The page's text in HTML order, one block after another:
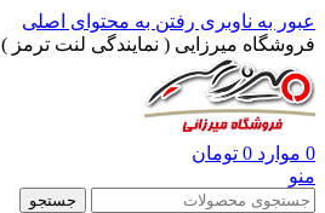
عبور به ناوبری رفتن به محتوای اصلی
فروشگاه میرزایی ( نمایندگی لنت ترمز )
0 موارد 0 تومان
منو
جستجو